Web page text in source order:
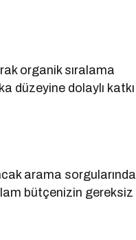
organik sıralama
düzeyine dolaylı katkı
arama sorgularında
bütçenizin gereksiz